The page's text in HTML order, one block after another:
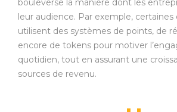
bouleverse la manière dont les
leur audience. Par exemple, certaines
utilisent des systèmes de points, de
encore de tokens pour motiver
quotidien, tout en assurant une
sources de revenu.